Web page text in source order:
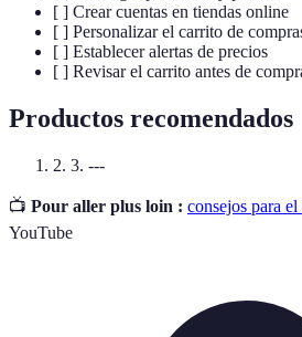
[ ] Crear cuentas en tiendas online
[ ] Personalizar el carrito de
[ ] Establecer alertas de precios
[ ] Revisar el carrito antes de
Productos recomendados
2. 3. ---
📺 Pour aller plus loin : consejos para
YouTube